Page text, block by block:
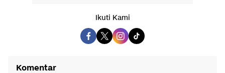
Ikuti Kami
Komentar